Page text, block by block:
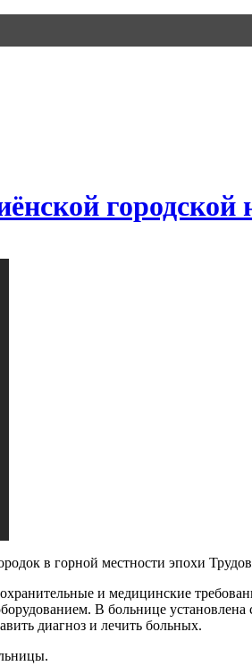
городской
в горной местности эпохи
и медицинские
В больнице
диагноз и лечить больных.